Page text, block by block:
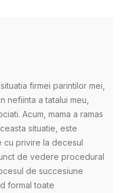
firmei parintilor mei,
nefiinta a tatalui meu,
Acum, mama a ramas
situatie, este
cu privire la decesul
de vedere procedural
de succesiune
formal toate